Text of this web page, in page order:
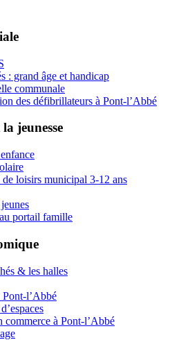
: grand âge et handicap
communale
des défibrillateurs à Pont-l’Abbé
jeunesse
de loisirs municipal 3-12 ans
portail famille
& les halles
l’Abbé
commerce à Pont-l’Abbé